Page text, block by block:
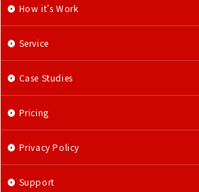
How it’s Work
Service
Case Studies
Pricing
Privacy Policy
Support